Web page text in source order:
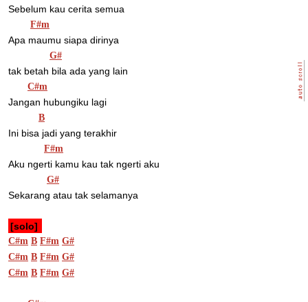
Sebelum kau cerita semua
F#m
Apa maumu siapa dirinya
G#
tak betah bila ada yang lain
C#m
Jangan hubungiku lagi
B
Ini bisa jadi yang terakhir
F#m
Aku ngerti kamu kau tak ngerti aku
G#
Sekarang atau tak selamanya
[solo]
C#m B F#m G#
C#m B F#m G#
C#m B F#m G#